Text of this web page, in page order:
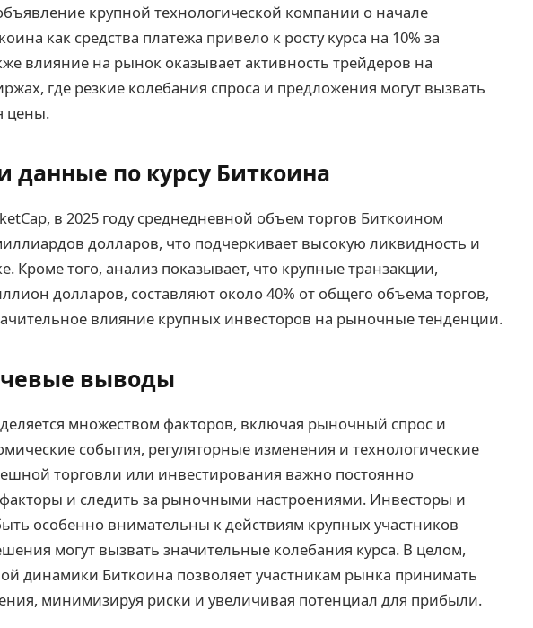
крупной технологической компании о начале
как средства платежа привело к росту курса на 10% за
влияние на рынок оказывает активность трейдеров на
где резкие колебания спроса и предложения могут вызвать
цены.
данные по курсу Биткоина
в 2025 году среднедневной объем торгов Биткоином
долларов, что подчеркивает высокую ликвидность и
Кроме того, анализ показывает, что крупные транзакции,
долларов, составляют около 40% от общего объема торгов,
влияние крупных инвесторов на рыночные тенденции.
выводы
множеством факторов, включая рыночный спрос и
события, регуляторные изменения и технологические
торговли или инвестирования важно постоянно
и следить за рыночными настроениями. Инвесторы и
особенно внимательны к действиям крупных участников
могут вызвать значительные колебания курса. В целом,
динамики Биткоина позволяет участникам рынка принимать
минимизируя риски и увеличивая потенциал для прибыли.